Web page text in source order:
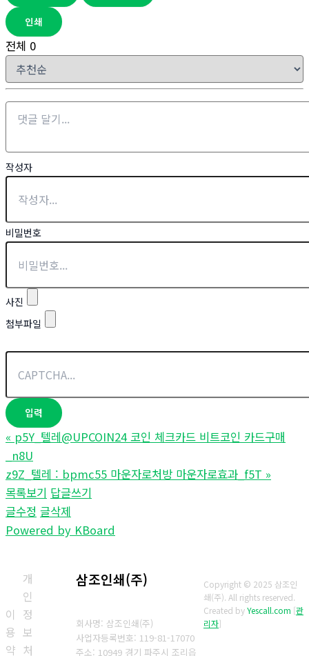
인쇄
전체 0
작성자
비밀번호
사진
첨부파일
« p5Y_텔레@UPCOIN24 코인 체크카드 비트코인 카드구매
_n8U
z9Z_텔레 : bpmc55 마운자로처방 마운자로효과_f5T »
목록보기 답글쓰기
글수정 글삭제
Powered by KBoard
이
용
약
개
인
정
보
처
삼조인쇄(주)
회사명: 삼조인쇄(주)
사업자등록번호: 119-81-17070
주소: 10949 경기 파주시 조리읍
Copyright © 2025 삼조인
쇄(주). All rights reserved.
Created byYescall.com [관
리자]